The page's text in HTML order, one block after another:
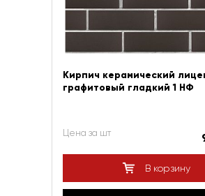
Кирпич керамический
графитовый гладкий 1 НФ
Цена за шт
В корзину